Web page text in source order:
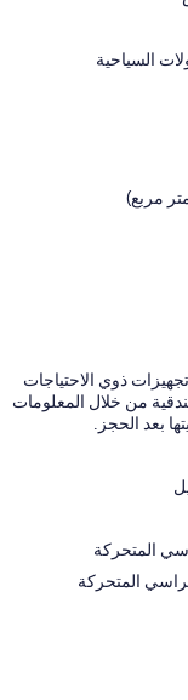
السياحية
ذوي الاحتياجات
من خلال المعلومات
بعد الحجز.
المتحركة
المتحركة